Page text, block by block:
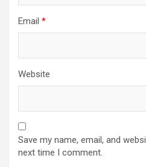
Email *
Website
Save my name, email, and
next time I comment.